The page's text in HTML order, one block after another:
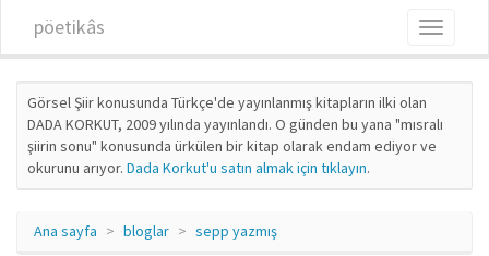
pöetikâs
Toggle
Görsel Şiir konusunda Türkçe'de yayınlanmış kitapların ilki olan
DADA KORKUT, 2009 yılında yayınlandı. O günden bu yana "mısralı
şiirin sonu" konusunda ürkülen bir kitap olarak endam ediyor ve
okurunu arıyor. Dada Korkut'u satın almak için tıklayın.
Ana sayfa bloglar sepp yazmış